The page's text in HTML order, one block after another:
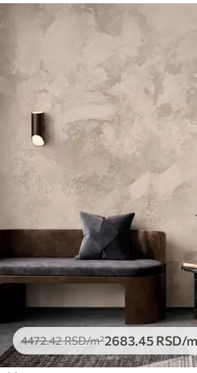
4472.42RSD/m²2683 .45 RSD/